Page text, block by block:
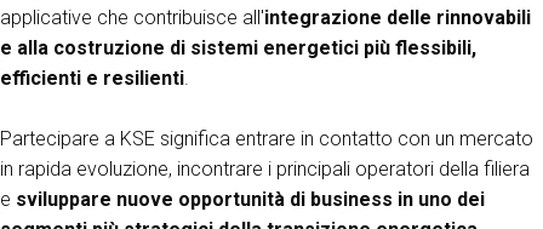
applicative che contribuisce all'integrazione delle rinnovabili
e alla costruzione di sistemi energetici più flessibili,
efficienti e resilienti
Partecipare a KSE significa entrare in contatto con un mercato
in rapida evoluzione, incontrare i principali operatori della filiera
e sviluppare nuove opportunità di business in uno dei